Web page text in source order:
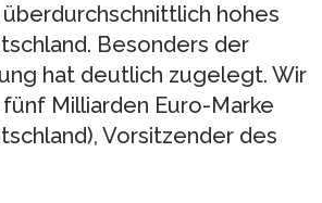
hohes
Besonders der
hat deutlich zugelegt. Wir
Milliarden Euro-Marke
Vorsitzender des